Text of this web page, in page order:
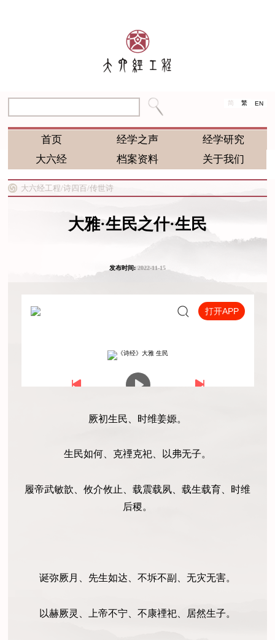
简 繁 EN
首页 经学之声
经学研究
大六经
档案资料 关于我们
大六经工程/诗四百/传世诗
大雅·生民之什·生民
发布时间:2022-11-15
厥初生民、时维姜嫄。
生民如何、克禋克祀、以弗无子。
履帝武敏歆、攸介攸止、载震载夙、载生载育、时维
后稷。
诞弥厥月、先生如达、不坼不副、无灾无害。
以赫厥灵、上帝不宁、不康禋祀、居然生子。